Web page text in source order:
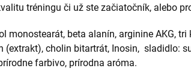
tréningu či už ste začiatočník, alebo
monostearát, beta alanín, arginine AKG,
(extrakt), cholin bitartrát, Inosin, sladidlo:
farbivo, prírodna aróma.